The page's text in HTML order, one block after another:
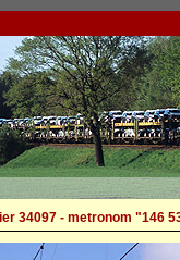
34097 - metronom "146